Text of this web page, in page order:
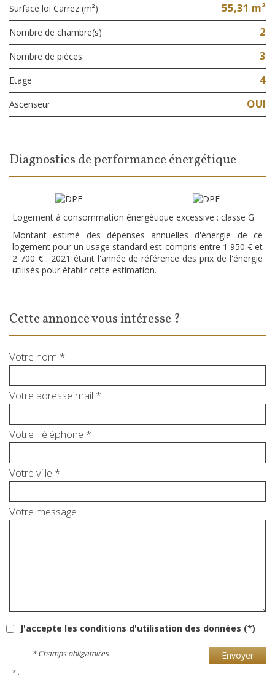
Surface loi Carrez (m²) 55,31 m²
Nombre de chambre(s) 2
Nombre de pièces 3
Etage 4
Ascenseur OUI
diagnostics de performance énergétique
Logement à consommation énergétique excessive : classe G
Montant estimé des dépenses annuelles d'énergie de ce
logement pour un usage standard est compris entre 1 950 € et
2 700 € . 2021 étant l'année de référence des prix de l'énergie
utilisés pour établir cette estimation.
cette annonce vous intéresse ?
Votre nom *
Votre adresse mail *
Votre Téléphone *
Votre ville *
Votre message
J'accepte les conditions d'utilisation des données (*)
Envoyer
* Champs obligatoires
* :